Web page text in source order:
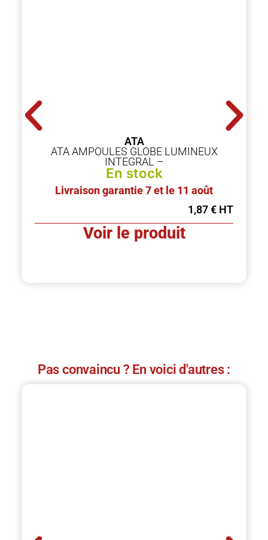
ATA
ATA AMPOULES GLOBE LUMINEUX
INTEGRAL –
En stock
Livraison garantie 7 et le 11 août
1,87€
Voir le produit
Pas convaincu ? En voici d'autres :